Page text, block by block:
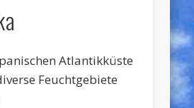
Atlantikküste
Feuchtgebiete